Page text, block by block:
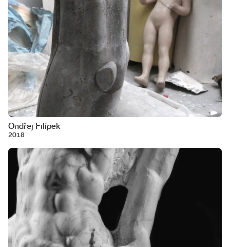
Ondřej Filípek
2018